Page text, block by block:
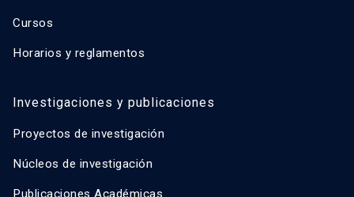
Cursos
Horarios y reglamentos
Investigaciones y publicaciones
Proyectos de investigación
Núcleos de investigación
Publicaciones Académicas